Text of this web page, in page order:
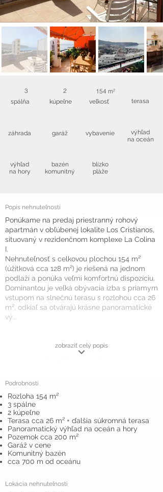
3
spálňa
2
kúpeľne
154 m²
veľkosť
záhrada
výhľad
na hory
garáž
bazén
komunitný
vybavenie
blízko
pláže
terasa
výhľad
na oceán
Popis nehnuteľnosti
Ponúkame na predaj priestranný rohový
apartmán v obľúbenej lokalite Los Cristianos,
situovaný v rezidenčnom komplexe La Colina
I.
Nehnuteľnosť s celkovou plochou 154 m²
(úžitková cca 128 m²) je riešená na jednom
podlaží a ponúka veľmi komfortnú dispozíciu.
Dominantou je veľká obývacia izba s priamym
vstupom na slnečnú terasu s rozlohou cca 26
m², odkiaľ sa otvárajú krásne panoramatické
vý...
zobraziť celý popis
Podrobnosti
Rozloha 154 m²
3 spálne
2 kúpeľne
Terasa cca 26 m² + ďalšia súkromná terasa
Panoramatický výhľad na oceán a hory
Pozemok cca 200 m²
Garáž v cene
Komunitný bazén
cca 700 m od oceánu
Lokácia nehnuteľnosti